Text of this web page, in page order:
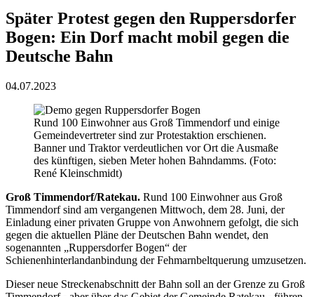
Später Protest gegen den Ruppersdorfer
Bogen: Ein Dorf macht mobil gegen die
Deutsche Bahn
04.07.2023
Rund 100 Einwohner aus Groß Timmendorf und einige
Gemeindevertreter sind zur Protestaktion erschienen.
Banner und Traktor verdeutlichen vor Ort die Ausmaße
des künftigen, sieben Meter hohen Bahndamms. (Foto:
René Kleinschmidt)
Groß Timmendorf/Ratekau. Rund 100 Einwohner aus Groß
Timmendorf sind am vergangenen Mittwoch, dem 28. Juni, der
Einladung einer privaten Gruppe von Anwohnern gefolgt, die sich
gegen die aktuellen Pläne der Deutschen Bahn wendet, den
sogenannten „Ruppersdorfer Bogen“ der
Schienenhinterlandanbindung der Fehmarnbeltquerung umzusetzen.
Dieser neue Streckenabschnitt der Bahn soll an der Grenze zu Groß